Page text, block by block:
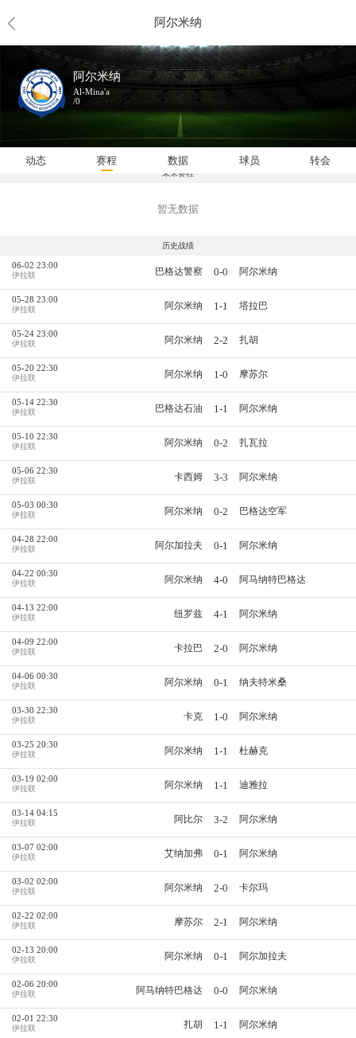
阿尔米纳
阿尔米纳
Al-Mina'a
/0
动态 赛程 数据 球员 转会
未来赛程
暂无数据
历史战绩
06-02 23:00
伊拉联 巴格达警察 0-0 阿尔米纳
05-28 23:00
伊拉联 阿尔米纳 1-1 塔拉巴
05-24 23:00
伊拉联 阿尔米纳 2-2 扎胡
05-20 22:30
伊拉联 阿尔米纳 1-0 摩苏尔
05-14 22:30
伊拉联 巴格达石油 1-1 阿尔米纳
05-10 22:30
伊拉联 阿尔米纳 0-2 扎瓦拉
05-06 22:30
伊拉联 卡西姆 3-3 阿尔米纳
05-03 00:30
伊拉联 阿尔米纳 0-2 巴格达空军
04-28 22:00
伊拉联 阿尔加拉夫 0-1 阿尔米纳
04-22 00:30
伊拉联 阿尔米纳 4-0 阿马纳特巴格达
04-13 22:00
伊拉联 纽罗兹 4-1 阿尔米纳
04-09 22:00
伊拉联 卡拉巴 2-0 阿尔米纳
04-06 00:30
伊拉联 阿尔米纳 0-1 纳夫特米桑
03-30 22:30
伊拉联 卡克 1-0 阿尔米纳
03-25 20:30
伊拉联 阿尔米纳 1-1 杜赫克
03-19 02:00
伊拉联 阿尔米纳 1-1 迪雅拉
03-14 04:15
伊拉联 阿比尔 3-2 阿尔米纳
03-07 02:00
伊拉联 艾纳加弗 0-1 阿尔米纳
03-02 02:00
伊拉联 阿尔米纳 2-0 卡尔玛
02-22 02:00
伊拉联 摩苏尔 2-1 阿尔米纳
02-13 20:00
伊拉联 阿尔米纳 0-1 阿尔加拉夫
02-06 20:00
伊拉联 阿马纳特巴格达 0-0 阿尔米纳
02-01 22:30
伊拉联 扎胡 1-1 阿尔米纳